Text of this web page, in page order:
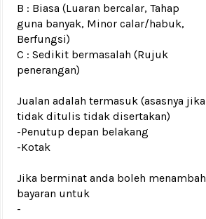
B : Biasa (Luaran bercalar, Tahap
guna banyak, Minor calar/habuk,
Berfungsi)
C : Sedikit bermasalah (Rujuk
penerangan)
Jualan adalah termasuk (asasnya jika
tidak ditulis tidak disertakan)
-Penutup depan belakang
-Kotak
Jika berminat anda boleh menambah
bayaran untuk
-